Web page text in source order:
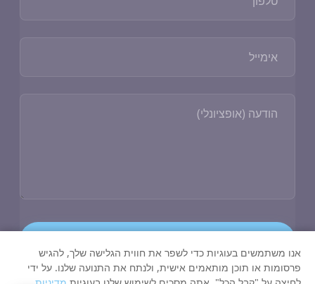
אנו משתמשים בעוגיות כדי לשפר את חווית הגלישה שלך, להגיש
פרסומות או תוכן מותאמים אישית, ולנתח את התנועה שלנו. על ידי